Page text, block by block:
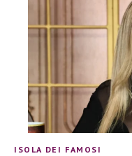
ISOLA DEI FAMOSI